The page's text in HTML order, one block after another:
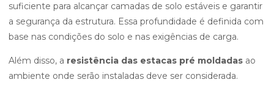
suficiente para alcançar camadas de solo estáveis e garantir
a segurança da estrutura. Essa profundidade é definida com
base nas condições do solo e nas exigências de carga.
Além disso, a resistência das estacas pré moldadas ao
ambiente onde serão instaladas deve ser considerada.